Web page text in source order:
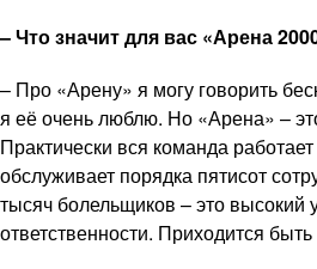
– Что значит для вас «Арена
– Про «Арену» я могу говорить
я её очень люблю. Но «Арена» –
Практически вся команда
обслуживает порядка пятисот
тысяч болельщиков – это высокий
ответственности. Приходится быть